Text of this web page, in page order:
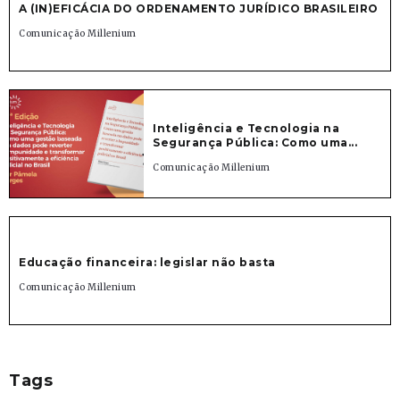
A (IN)EFICÁCIA DO ORDENAMENTO JURÍDICO BRASILEIRO
Comunicação Millenium
Inteligência e Tecnologia na
Segurança Pública: Como uma...
Comunicação Millenium
Educação financeira: legislar não basta
Comunicação Millenium
Tags